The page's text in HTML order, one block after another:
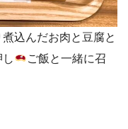
込んだお肉と豆腐と
ご飯と一緒に召